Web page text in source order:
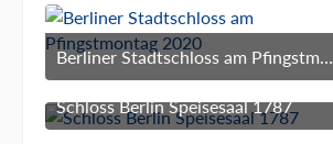
Berliner Stadtschloss am Pfingstmontag 2020
2. Juni 2020 um 09:53
Schloss Berlin Speisesaal 1787
3. März 2017 um 15:59